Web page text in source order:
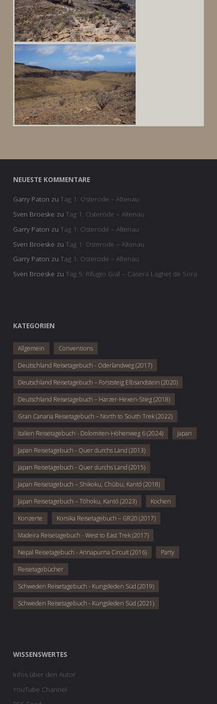
NEUESTE KOMMENTARE
Garry Paton zu Tag 1: Osterode – Altenau
Sven Broeske zu Tag 1: Osterode – Altenau
Garry Paton zu Tag 1: Osterode – Altenau
Sven Broeske zu Tag 1: Osterode – Altenau
Garry Paton zu Tag 1: Osterode – Altenau
Sven Broeske zu Tag 5: Rifugio Giaf – Casera Laghet de Sora
KATEGORIEN
Allgemein Conventions
Deutschland Reisetagebuch - Oderlandweg (2017)
Deutschland Reisetagebuch – Forststeig Elbsandstein (2020)
Deutschland Reisetagebuch – Harzer-Hexen-Stieg (2018)
Gran Canaria Reisetagebuch – North to South Trek (2022)
Italien Reisetagebuch - Dolomiten-Höhenweg 6 (2024) Japan
Japan Reisetagebuch - Quer durchs Land (2013)
Japan Reisetagebuch - Quer durchs Land (2015)
Japan Reisetagebuch – Shikoku, Chūbu, Kantō (2018)
Japan Reisetagebuch – Tōhoku, Kantō (2023) Kochen
Konzerte Korsika Reisetagebuch – GR20 (2017)
Madeira Reisetagebuch - West to East Trek (2017)
Nepal Reisetagebuch - Annapurna Circuit (2016) Party
Reisetagebücher
Schweden Reisetagebuch - Kungsleden Süd (2019)
Schweden Reisetagebuch - Kungsleden Süd (2021)
WISSENSWERTES
Infos über den Autor
YouTube Channel